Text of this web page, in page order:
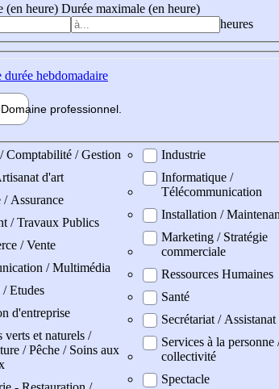
(en heure) Durée maximale (en heure)
heures
hebdomadaire
Domaine professionnel
Comptabilité / Gestion
d'art
/ Assurance
/ Travaux Publics
/ Vente
/ Multimédia
Etudes
d'entreprise
verts et naturels /
/ Pêche / Soins aux
Industrie
Informatique /
Télécommunication
Installation /
Marketing / Stratégie
commerciale
Ressources Humaines
Santé
Secrétariat / Assistanat
Services à la personne
collectivité
Spectacle